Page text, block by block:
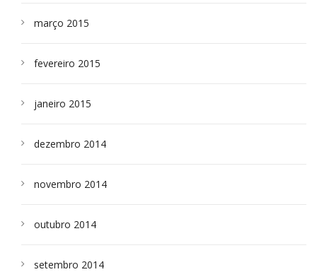
março 2015
fevereiro 2015
janeiro 2015
dezembro 2014
novembro 2014
outubro 2014
setembro 2014